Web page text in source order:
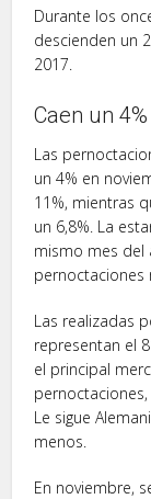
Durante los
descienden un
2017.
Caen un
Las
un 4% en
11%, mientras
un 6,8%. La
mismo mes del
pernoctaciones
Las realizadas
representan el
el principal
Le sigue
menos.
En noviembre,